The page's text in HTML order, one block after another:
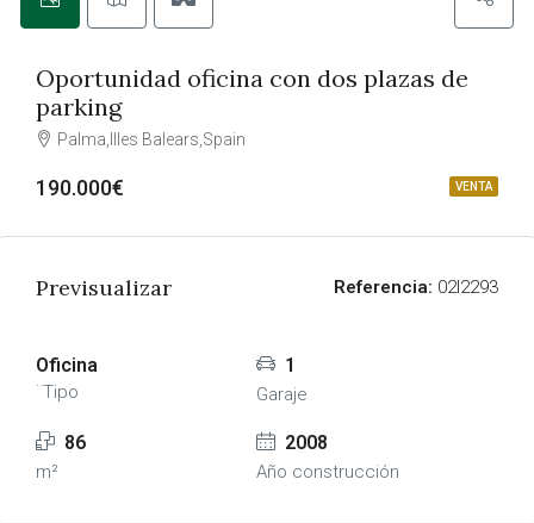
VENTA
Oportunidad oficina con dos plazas de
parking
Palma,Illes Balears,Spain
190.000€
Previsualizar Referencia: 02l2293
Oficina
¨Tipo
1
Garaje
86
m²
2008
Año construcción